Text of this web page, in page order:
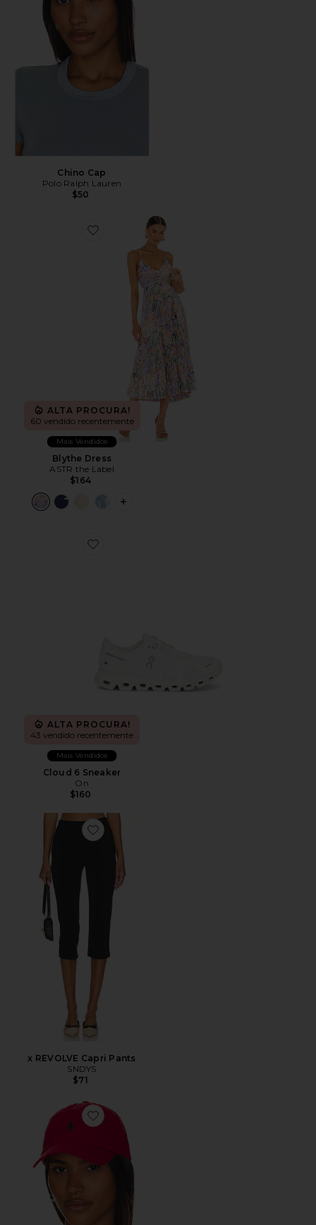
Chino Cap
Polo Ralph Lauren
$50
Favorite Blythe Dress
ALTA PROCURA!
60 vendido recentemente
Mais Vendidos
Blythe Dress
ASTR the Label
$164
PLUS ICON TO SEE MORE OPTIONS
Favorite Cloud 6 Sneaker
ALTA PROCURA!
43 vendido recentemente
Mais Vendidos
Cloud 6 Sneaker
On
$160
Favorite x REVOLVE Capri Pants
x REVOLVE Capri Pants
SNDYS
$71
Favorite Chino Cap